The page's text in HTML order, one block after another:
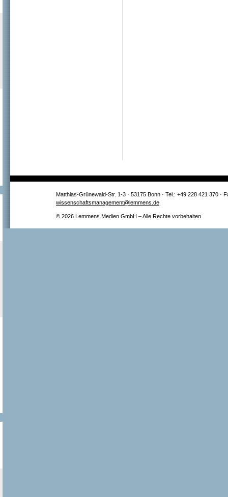
Matthias-Grünewald-Str. 1-3 · 53175 Bonn · Tel.: +49 228 421 370 ·
wissenschaftsmanagement@lemmens.de
© 2026 Lemmens Medien GmbH – Alle Rechte vorbehalten